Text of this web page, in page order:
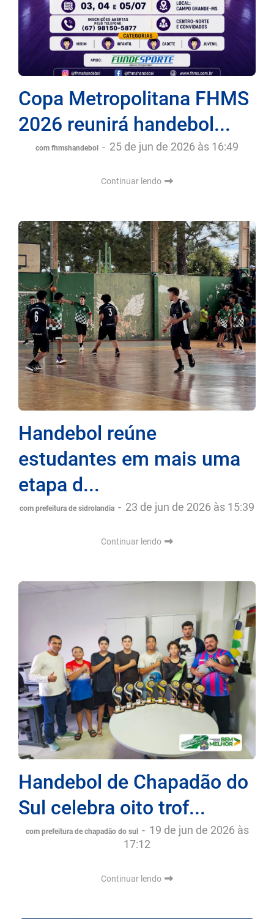
Copa Metropolitana FHMS
2026 reunirá handebol...
com fhmshandebol - 25 de jun de 2026 às 16:49
Continuar lendo
Handebol reúne
estudantes em mais uma
etapa d...
com prefeitura de sidrolandia - 23 de jun de 2026 às 15:39
Continuar lendo
Handebol de Chapadão do
Sul celebra oito trof...
com prefeitura de chapadão do sul - 19 de jun de 2026 às
17:12
Continuar lendo